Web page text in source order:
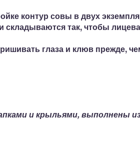
контур совы в двух
так, чтобы
глаза и клюв прежде,
и крыльями, выполнены